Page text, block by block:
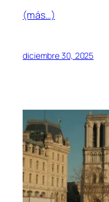
(más…)
diciembre 30, 2025